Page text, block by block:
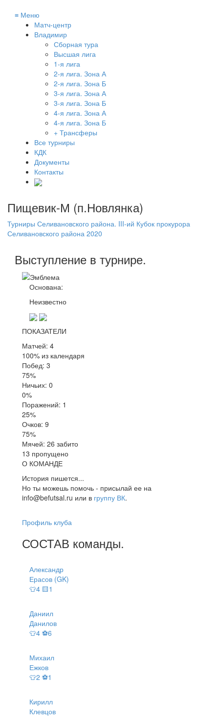
≡ Меню
Матч-центр
Владимир
Сборная тура
Высшая лига
1-я лига
2-я лига. Зона А
2-я лига. Зона Б
3-я лига. Зона А
3-я лига. Зона Б
4-я лига. Зона А
4-я лига. Зона Б
+ Трансферы
Все турниры
КДК
Документы
Контакты
Пищевик-М (п.Новлянка)
Турниры Селивановского района. III-ий Кубок прокурора
Селивановского района 2020
Выступление в турнире.
Основана:
Неизвестно
ПОКАЗАТЕЛИ
Матчей: 4
100% из календаря
Побед: 3
75%
Ничьих: 0
0%
Поражений: 1
25%
Очков: 9
75%
Мячей: 26 забито
13 пропущено
О КОМАНДЕ
История пишется...
Но ты можешь помочь - присылай ее на
info@befutsal.ru или в группу ВК.
Профиль клуба
СОСТАВ команды.
Александр
Ерасов (GK)
👕4 🟨1
Даниил
Данилов
👕4 ⚽6
Михаил
Ежков
👕2 ⚽1
Кирилл
Клевцов